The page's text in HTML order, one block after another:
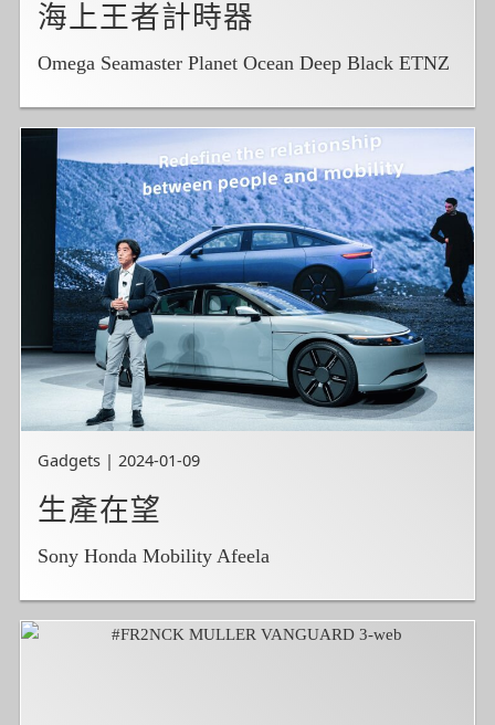
海上王者計時器
Omega Seamaster Planet Ocean Deep Black ETNZ
Gadgets | 2024-01-09
生產在望
Sony Honda Mobility Afeela